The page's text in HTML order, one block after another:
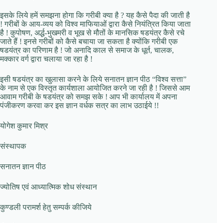
इसके लिये हमें समझना होगा कि गरीबी क्या है ? यह कैसे पैदा की जाती है
! गरीबों के आय-व्यय को विश्व माफियाओं द्वारा कैसे नियंत्रित किया जाता
है ! कुपोषण, अर्द्ध-भुखमरी व भूख से मौतों के मानसिक षडयंत्र कैसे रचे
जाते हैं ! इनसे गरीबों को कैसे बचाया जा सकता है क्योंकि गरीबी एक
षडयंत्र का परिणाम है ! जो अनादि काल से समाज के धूर्त, चालक,
मक्कार वर्ग द्वारा चलाया जा रहा है !
इसी षडयंत्र का खुलासा करने के लिये सनातन ज्ञान पीठ “विश्व सत्ता”
के नाम से एक विस्तृत कार्यशाला आयोजित करने जा रही है ! जिससे आम
आवाम गरीबी के षडयंत्र को समझ सके ! आप भी कार्यालय में अपना
पंजीकरण करवा कर इस ज्ञान वर्धक सत्र का लाभ उठाईये !!
योगेश कुमार मिश्र
संस्थापक
सनातन ज्ञान पीठ
ज्योतिष एवं आध्यात्मिक शोध संस्थान
कुण्डली परामर्श हेतु सम्पर्क कीजिये